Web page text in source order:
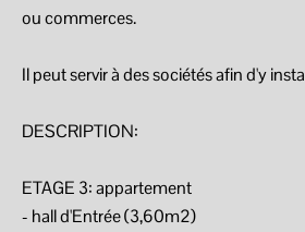
ou commerces.
Il peut servir à des sociétés afin d'y
DESCRIPTION:
ETAGE 3: appartement
- hall d'Entrée (3,60m2)